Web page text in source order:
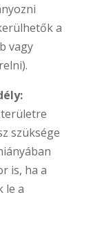
a
vagy
szüksége
is, ha a
le a